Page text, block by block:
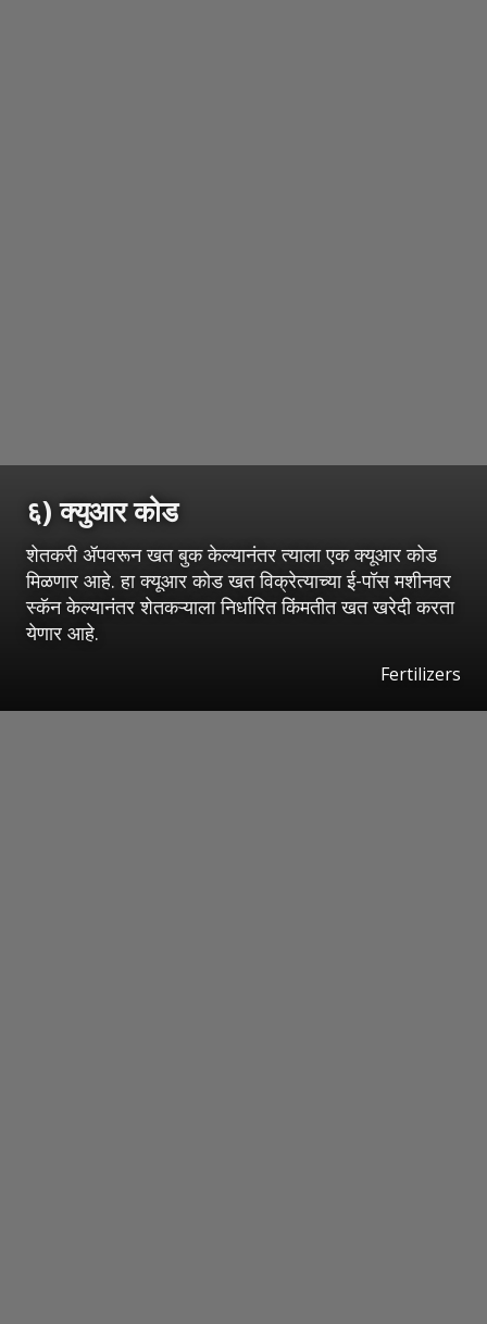
६) क्युआर कोड
शेतकरी ॲपवरून खत बुक केल्यानंतर त्याला एक क्यूआर कोड
मिळणार आहे. हा क्यूआर कोड खत विक्रेत्याच्या ई-पॉस मशीनवर
स्कॅन केल्यानंतर शेतकऱ्याला निर्धारित किंमतीत खत खरेदी करता
येणार आहे.
Fertilizers